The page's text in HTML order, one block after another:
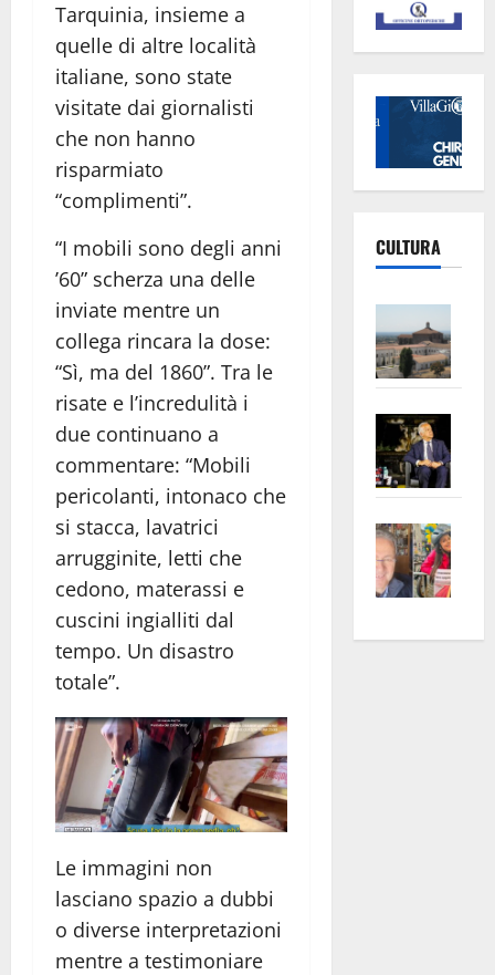
Tarquinia, insieme a
quelle di altre località
italiane, sono state
visitate dai giornalisti
che non hanno
risparmiato
“complimenti”.
“I mobili sono degli anni
’60” scherza una delle
inviate mentre un
collega rincara la dose:
“Sì, ma del 1860”. Tra le
risate e l’incredulità i
due continuano a
commentare: “Mobili
pericolanti, intonaco che
si stacca, lavatrici
arrugginite, letti che
cedono, materassi e
cuscini ingialliti dal
tempo. Un disastro
totale”.
Le immagini non
lasciano spazio a dubbi
o diverse interpretazioni
mentre a testimoniare
CULTURA
euro
apre